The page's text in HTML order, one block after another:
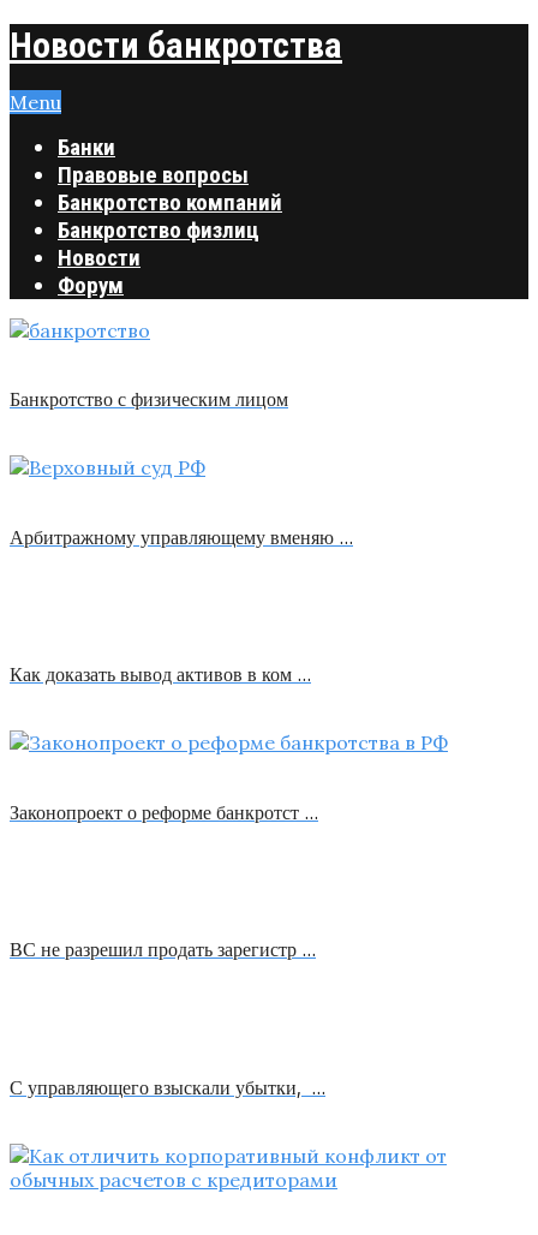
Новости банкротства
Menu
Банки
Правовые вопросы
Банкротство компаний
Банкротство физлиц
Новости
Форум
Банкротство с физическим лицом
Арбитражному управляющему вменяю …
Как доказать вывод активов в ком …
Законопроект о реформе банкротст …
ВС не разрешил продать зарегистр …
С управляющего взыскали убытки, …